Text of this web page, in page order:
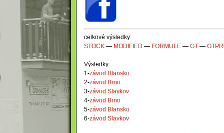
celkové výsledky:
STOCK — MODIFIED — FORMULE — GT —
Výsledky
1-závod Blansko
2-závod Brno
3-závod Slavkov
4-závod Brno
5-závod Blansko
6-závod Slavkov